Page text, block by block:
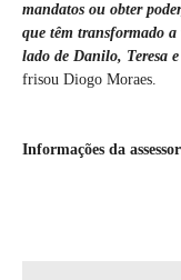
mandatos ou obter
que têm transformado a
lado de Danilo, Teresa
frisou Diogo Moraes.
Informações da